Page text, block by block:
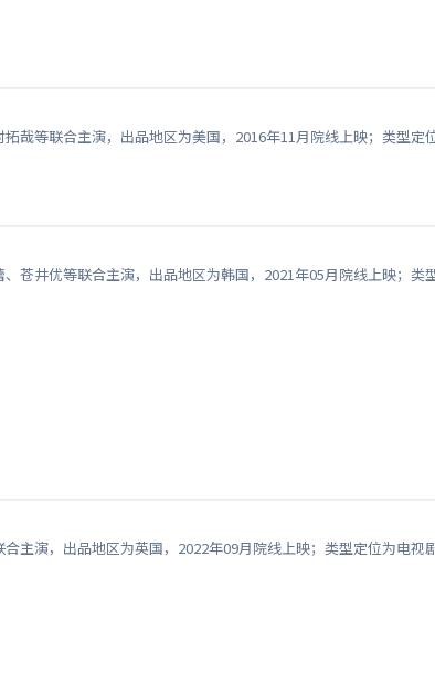
哉等联合主演，出品地区为美国，2016年11月院线上映；类型
苍井优等联合主演，出品地区为韩国，2021年05月院线上映；
主演，出品地区为英国，2022年09月院线上映；类型定位为电